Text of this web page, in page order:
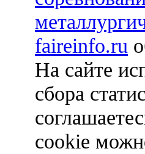
faireinfo.ru
На сайте
сбора
cookie